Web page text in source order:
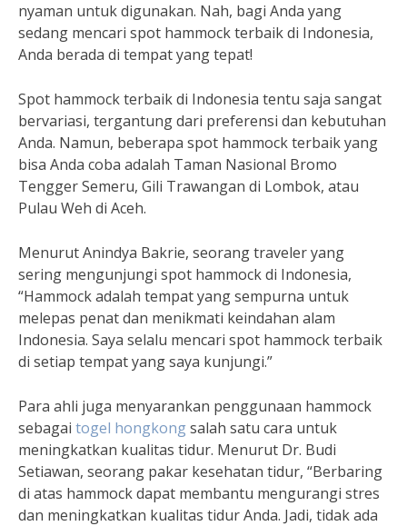
nyaman untuk digunakan. Nah, bagi Anda yang
sedang mencari spot hammock terbaik di Indonesia,
Anda berada di tempat yang tepat!
Spot hammock terbaik di Indonesia tentu saja sangat
bervariasi, tergantung dari preferensi dan kebutuhan
Anda. Namun, beberapa spot hammock terbaik yang
bisa Anda coba adalah Taman Nasional Bromo
Tengger Semeru, Gili Trawangan di Lombok, atau
Pulau Weh di Aceh.
Menurut Anindya Bakrie, seorang traveler yang
sering mengunjungi spot hammock di Indonesia,
“Hammock adalah tempat yang sempurna untuk
melepas penat dan menikmati keindahan alam
Indonesia. Saya selalu mencari spot hammock terbaik
di setiap tempat yang saya kunjungi.”
Para ahli juga menyarankan penggunaan hammock
sebagai togel hongkongsalah satu cara untuk
meningkatkan kualitas tidur. Menurut Dr. Budi
Setiawan, seorang pakar kesehatan tidur, “Berbaring
di atas hammock dapat membantu mengurangi stres
dan meningkatkan kualitas tidur Anda. Jadi, tidak ada